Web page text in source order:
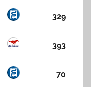
329
393
70